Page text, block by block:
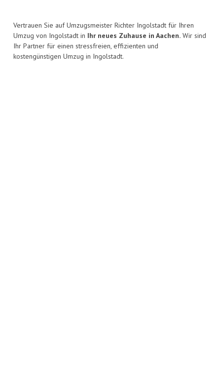
Vertrauen Sie auf Umzugsmeister Richter Ingolstadt für Ihren
Umzug von Ingolstadt in Ihr neues Zuhause in Aachen. Wir sind
Ihr Partner für einen stressfreien, effizienten und
kostengünstigen Umzug in Ingolstadt.